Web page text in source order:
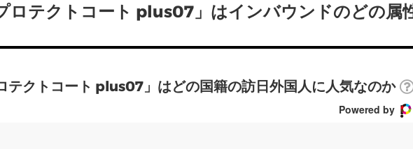
ロテクトコート plus07」はインバウンドのどの属
テクトコート plus07」はどの国籍の訪日外国人に人気なのか
Powered by